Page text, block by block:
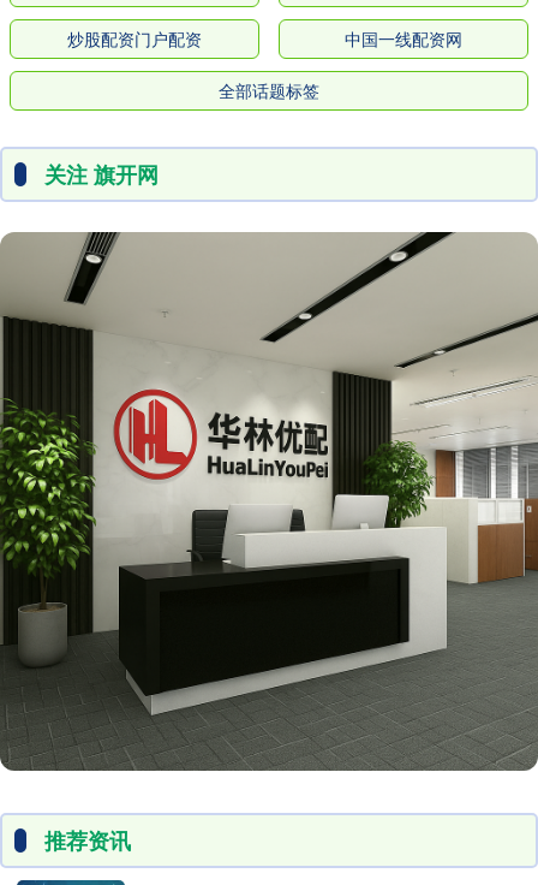
炒股配资门户配资 中国一线配资网
全部话题标签
关注 旗开网
推荐资讯